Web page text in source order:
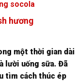
socola
hương
một thời gian dài
lười uống sữa. Đã
tìm cách thúc ép